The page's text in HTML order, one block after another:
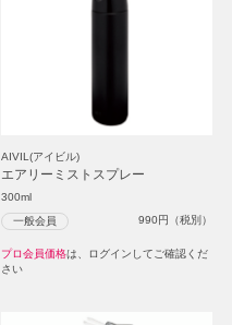
AIVIL(アイビル)
エアリーミストスプレー
300ml
一般会員 990円（税別）
プロ会員価格は、ログインしてご確認くだ
さい